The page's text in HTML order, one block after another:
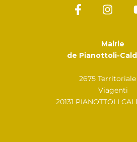
Mairie
de Pianottoli-
2675
Viagenti
20131 PIANOTTOLI